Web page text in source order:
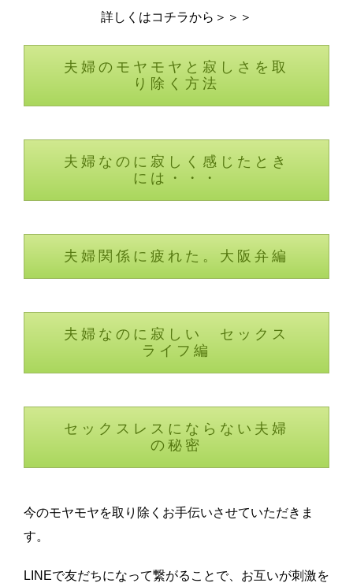
詳しくはコチラから＞＞＞
夫婦のモヤモヤと寂しさを取
り除く方法
夫婦なのに寂しく感じたとき
には・・・
夫婦関係に疲れた。大阪弁編
夫婦なのに寂しい セックス
ライフ編
セックスレスにならない夫婦
の秘密
今のモヤモヤを取り除くお手伝いさせていただきま
す。
LINEで友だちになって繋がることで、お互いが刺激を